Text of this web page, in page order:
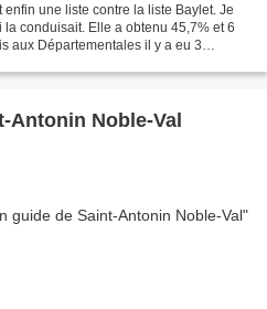
une liste contre la liste Baylet. Je
conduisait. Elle a obtenu 45,7% et 6
aux Départementales il y a eu 3
Antonin Noble-Val